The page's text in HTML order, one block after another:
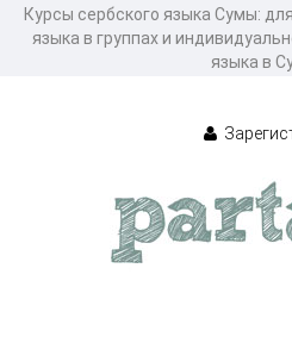
Курсы сербского языка Сумы:
языка в группах и
языка в